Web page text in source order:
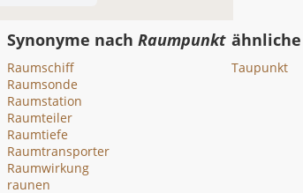
Synonyme nachRaumpunkt
Raumschiff
Raumsonde
Raumstation
Raumteiler
Raumtiefe
Raumtransporter
Raumwirkung
raunen
Taupunkt